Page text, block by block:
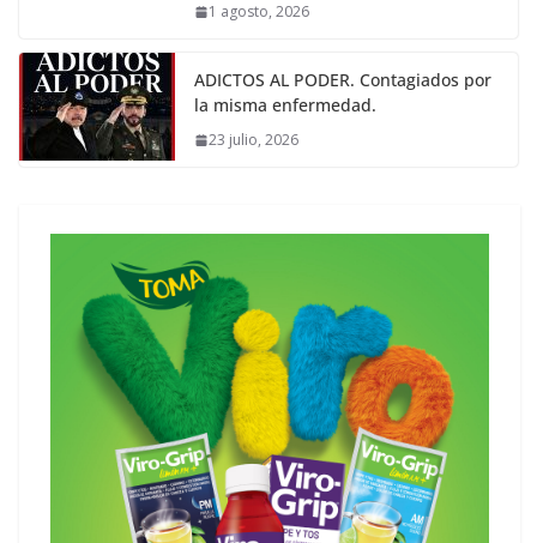
1 agosto, 2026
ADICTOS AL PODER. Contagiados por
la misma enfermedad.
23 julio, 2026